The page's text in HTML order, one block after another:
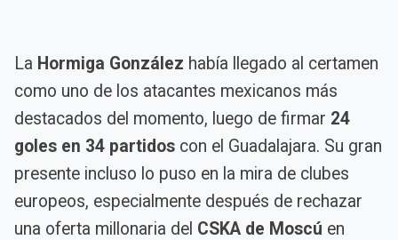
La Hormiga González había llegado al certamen
como uno de los atacantes mexicanos más
destacados del momento, luego de firmar 24
goles en 34 partidos con el Guadalajara. Su gran
presente incluso lo puso en la mira de clubes
europeos, especialmente después de rechazar
una oferta millonaria del CSKA de Moscú en